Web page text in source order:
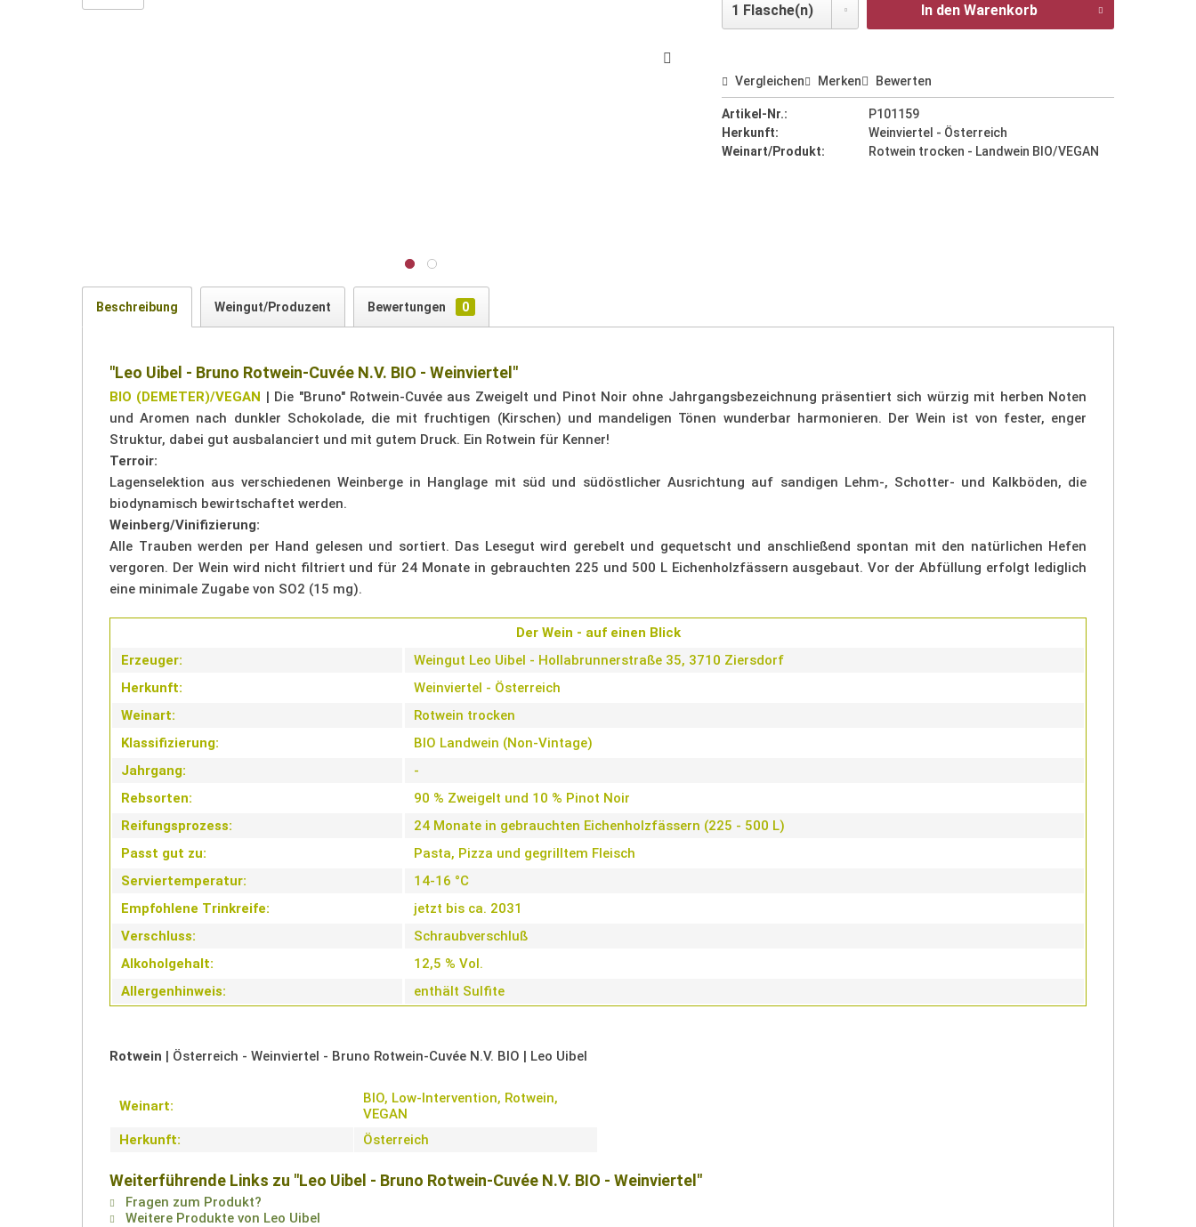
In den Warenkorb
Vergleichen Merken Bewerten
Artikel-Nr.:
P101159
Herkunft:
Weinviertel - Österreich
Weinart/Produkt:
Rotwein trocken - Landwein BIO/VEGAN
Beschreibung Weingut/Produzent Bewertungen 0
"Leo Uibel - Bruno Rotwein-Cuvée N.V. BIO - Weinviertel"
BIO (DEMETER)/VEGAN | Die "Bruno" Rotwein-Cuvée aus Zweigelt und Pinot Noir ohne Jahrgangsbezeichnung präsentiert sich würzig mit herben Noten
und Aromen nach dunkler Schokolade, die mit fruchtigen (Kirschen) und mandeligen Tönen wunderbar harmonieren. Der Wein ist von fester, enger
Struktur, dabei gut ausbalanciert und mit gutem Druck. Ein Rotwein für Kenner!
Terroir:
Lagenselektion aus verschiedenen Weinberge in Hanglage mit süd und südöstlicher Ausrichtung auf sandigen Lehm-, Schotter- und Kalkböden, die
biodynamisch bewirtschaftet werden.
Weinberg/Vinifizierung:
Alle Trauben werden per Hand gelesen und sortiert. Das Lesegut wird gerebelt und gequetscht und anschließend spontan mit den natürlichen Hefen
vergoren. Der Wein wird nicht filtriert und für 24 Monate in gebrauchten 225 und 500 L Eichenholzfässern ausgebaut. Vor der Abfüllung erfolgt lediglich
eine minimale Zugabe von SO2 (15 mg).
Der Wein - auf einen Blick
Erzeuger:
Weingut Leo Uibel - Hollabrunnerstraße 35, 3710 Ziersdorf
Herkunft:
Weinviertel - Österreich
Weinart:
Rotwein trocken
Klassifizierung:
BIO Landwein (Non-Vintage)
Jahrgang:
-
Rebsorten:
90 % Zweigelt und 10 % Pinot Noir
Reifungsprozess:
24 Monate in gebrauchten Eichenholzfässern (225 - 500 L)
Passt gut zu:
Pasta, Pizza und gegrilltem Fleisch
Serviertemperatur:
14-16 °C
Empfohlene Trinkreife:
jetzt bis ca. 2031
Verschluss:
Schraubverschluß
Alkoholgehalt:
12,5 % Vol.
Allergenhinweis:
enthält Sulfite
Rotwein | Österreich - Weinviertel - Bruno Rotwein-Cuvée N.V. BIO | Leo Uibel
Weinart:
BIO, Low-Intervention, Rotwein,
VEGAN
Herkunft:
Österreich
Weiterführende Links zu "Leo Uibel - Bruno Rotwein-Cuvée N.V. BIO - Weinviertel"
Fragen zum Produkt?
Weitere Produkte von Leo Uibel